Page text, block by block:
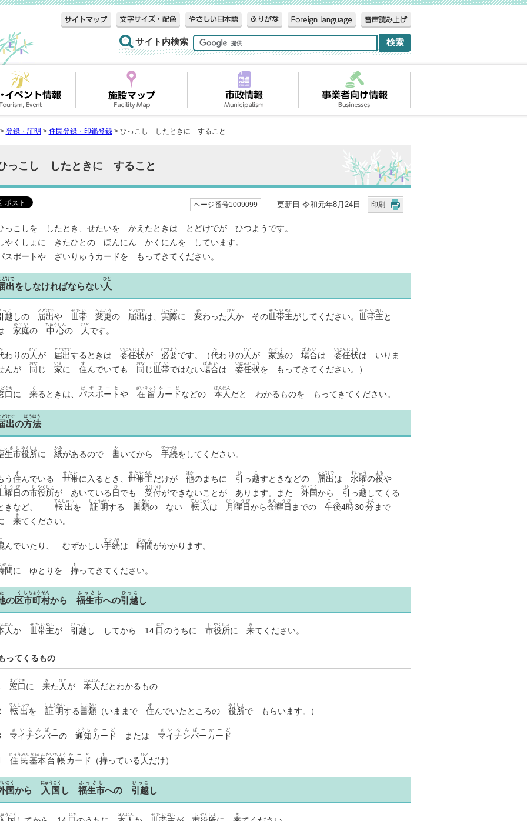
サイト内検索
登録・証明 > 住民登録・印鑑登録> ひっこし したときに すること
っこし したときに すること
ページ番号1009099 更新日 令和元年8月24日 印刷
っこしを したとき、せたいを かえたときは とどけでが ひつようです。
やくしょに きたひとの ほんにん かくにんを しています。
スポートや ざいりゅうカードを もってきてください。
出
どけで
をしなければならない人
ひと
越
っこ
しの 届出
とどけで
や 世帯
せたい
変更
へんこう
の 届出
とどけで
は、 実際
じっさい
に 変
か
わった 人
ひと
か その世帯
せたい
主
ぬし
がしてください。 世帯
せたい
主
ぬし
と
家庭
かてい
の 中心
ちゅうしん
の 人
ひと
です。
わりの人
ひと
が 届出
とどけで
するときは 委任状
いにんじょう
が 必要
ひつよう
です。（代
か
わりの人
ひと
が 家族
かぞく
の 場合
ばあい
は 委任状
いにんじょう
は いりま
んが
同
おな
じ 家
いえ
に 住
す
んでいても 同
おな
じ世帯
せたい
ではない場合
ばあい
は 委任状
いにんじょう
を もってきてください。）
口
どぐち
に 来
く
るときは、 パスポート
ぱすぽーと
や 在留
ざいりゅう
カード
かーど
などの 本人
ほんにん
だと わかるものを もってきてください。
出
どけで
の方法
ほうほう
生市
っさし
役所
やくしょ
に 紙
かみ
があるので 書
か
いてから 手続
てつづき
をしてください。
う 住
す
んでいる 世帯
せたい
に入るとき、 世帯
せたい
主
ぬし
だけが 他
ほか
のまちに 引
ひ
っ 越
こ
すときなどの 届出
とどけで
は 水曜
すいよう
の夜
よる
や
曜日
ようび
の市
し
役所
やくしょ
が あいている 日
ひ
でも 受付
うけつけ
ができないことが あります。また 外国
がいこく
から 引
ひ
っ 越
こ
してくる
きなど、 転出
てんしゅつ
を 証明
しょうめい
する 書類
しょるい
の ない 転入
てんにゅう
は 月曜日
げつようび
から金曜日
きんようび
までの 午後
ごご
4時
じ
30分
ぷん
まで
来
き
てください。
んでいたり、 むずかしい手続
てつづき
は 時間
じかん
がかかります。
間
かん
に ゆとりを 持
も
ってきてください。
た
の区
く
市町村
しちょうそん
から 福生市
ふっさし
への引越
ひっこ
し
人
にん
か 世帯
せたい
主
ぬし
が 引越
ひっこ
し してから 14日
にち
のうちに 市
し
役所
やくしょ
に 来
き
てください。
ってくるもの
窓口
まどぐち
に 来
き
た 人
ひと
が 本人
ほんにん
だとわかるもの
転出
てんしゅつ
を 証明
しょうめい
する書類
しょるい
（いままで 住
す
んでいたところの 役所
やくしょ
で もらいます。）
マイナンバー
まいなんばー
の 通知
つうち
カード
かーど
または マイナンバーカード
まいなんばーかーど
住民
じゅうみん
基本
きほん
台帳
だいちょう
カード
かーど
（持
も
っている 人
ひと
だけ）
国
いこく
から 入国
にゅうこく
し 福生市
ふっさし
への 引越
ひっこ
し
ゅうこく にち ほんにん せたい ぬし し やくしょ き